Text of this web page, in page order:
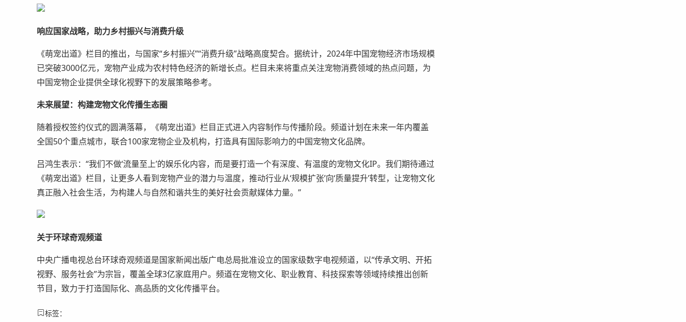
响应国家战略，助力乡村振兴与消费升级
《萌宠出道》栏目的推出，与国家“乡村振兴”“消费升级”战略高度契合。据统计，2024年中国宠物经济市场规模
已突破3000亿元，宠物产业成为农村特色经济的新增长点。栏目未来将重点关注宠物消费领域的热点问题，为
中国宠物企业提供全球化视野下的发展策略参考。
未来展望：构建宠物文化传播生态圈
随着授权签约仪式的圆满落幕，《萌宠出道》栏目正式进入内容制作与传播阶段。频道计划在未来一年内覆盖
全国50个重点城市，联合100家宠物企业及机构，打造具有国际影响力的中国宠物文化品牌。
吕鸿生表示：“我们不做‘流量至上’的娱乐化内容，而是要打造一个有深度、有温度的宠物文化IP。我们期待通过
《萌宠出道》栏目，让更多人看到宠物产业的潜力与温度，推动行业从‘规模扩张’向‘质量提升’转型，让宠物文化
真正融入社会生活，为构建人与自然和谐共生的美好社会贡献媒体力量。”
关于环球奇观频道
中央广播电视总台环球奇观频道是国家新闻出版广电总局批准设立的国家级数字电视频道，以“传承文明、开拓
视野、服务社会”为宗旨，覆盖全球3亿家庭用户。频道在宠物文化、职业教育、科技探索等领域持续推出创新
节目，致力于打造国际化、高品质的文化传播平台。
标签：